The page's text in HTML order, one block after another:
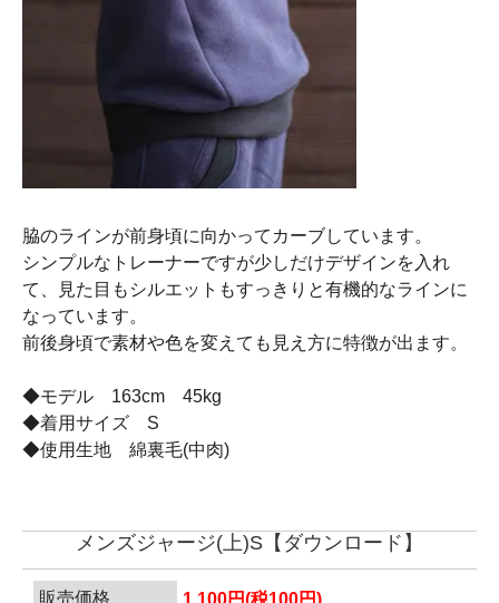
脇のラインが前身頃に向かってカーブしています。
シンプルなトレーナーですが少しだけデザインを入れ
て、見た目もシルエットもすっきりと有機的なラインに
なっています。
前後身頃で素材や色を変えても見え方に特徴が出ます。
◆モデル 163cm 45kg
◆着用サイズ S
◆使用生地 綿裏毛(中肉)
メンズジャージ(上)S【ダウンロード】
販売価格
1,100円(税100円)